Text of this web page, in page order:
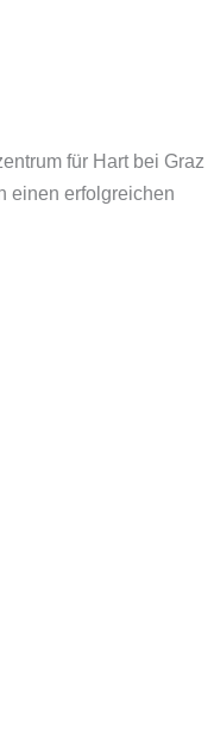
für Hart bei Graz
einen erfolgreichen